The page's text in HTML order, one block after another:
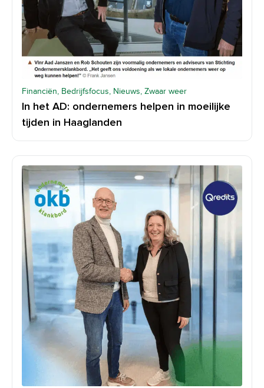
Financiën, Bedrijfsfocus, Nieuws, Zwaar weer
In het AD: ondernemers helpen in moeilijke
tijden in Haaglanden